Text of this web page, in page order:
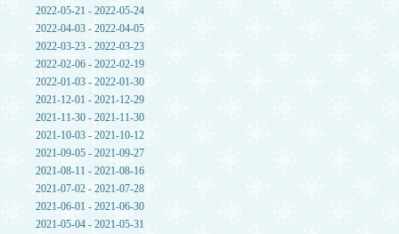
2022-05-21 - 2022-05-24
2022-04-03 - 2022-04-05
2022-03-23 - 2022-03-23
2022-02-06 - 2022-02-19
2022-01-03 - 2022-01-30
2021-12-01 - 2021-12-29
2021-11-30 - 2021-11-30
2021-10-03 - 2021-10-12
2021-09-05 - 2021-09-27
2021-08-11 - 2021-08-16
2021-07-02 - 2021-07-28
2021-06-01 - 2021-06-30
2021-05-04 - 2021-05-31